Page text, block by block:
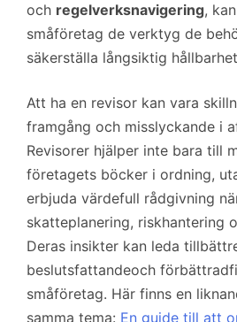
och regelverksnavigering,
småföretag de verktyg de
säkerställa långsiktig
Att ha en revisor kan vara
framgång och misslyckande i
Revisorer hjälper inte bara till
företagets böcker i ordning,
erbjuda värdefull rådgivning
skatteplanering, riskhantering
Deras insikter kan leda
beslutsfattandeoch
småföretag. Här finns en
samma tema: En guide till att